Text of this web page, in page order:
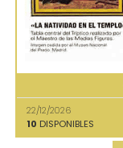
22/12/2026
10 DISPONIBLES